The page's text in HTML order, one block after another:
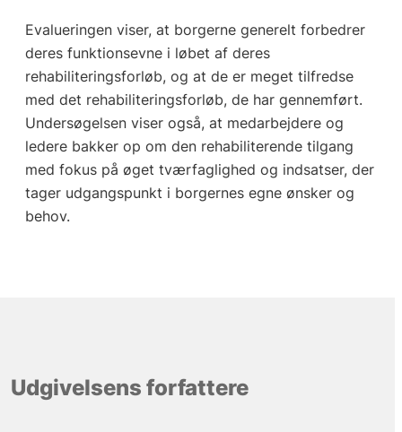
Evalueringen viser, at borgerne generelt forbedrer
deres funktionsevne i løbet af deres
rehabiliteringsforløb, og at de er meget tilfredse
med det rehabiliteringsforløb, de har gennemført.
Undersøgelsen viser også, at medarbejdere og
ledere bakker op om den rehabiliterende tilgang
med fokus på øget tværfaglighed og indsatser, der
tager udgangspunkt i borgernes egne ønsker og
behov.
Udgivelsens forfattere